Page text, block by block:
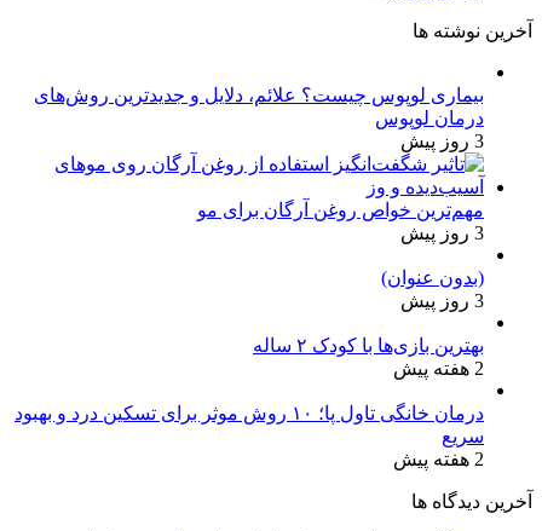
آخرین نوشته ها
بیماری لوپوس چیست؟ علائم، دلایل و جدیدترین روش‌های
درمان لوپوس
3 روز پیش
مهم‌ترین خواص روغن آرگان برای مو
3 روز پیش
(بدون عنوان)
3 روز پیش
بهترین بازی‌ها با کودک ۲ ساله
2 هفته پیش
درمان خانگی تاول پا؛ ۱۰ روش موثر برای تسکین درد و بهبود
سریع
2 هفته پیش
آخرین دیدگاه ها